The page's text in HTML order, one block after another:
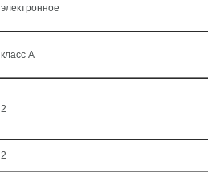
электронное
класс A
2
2